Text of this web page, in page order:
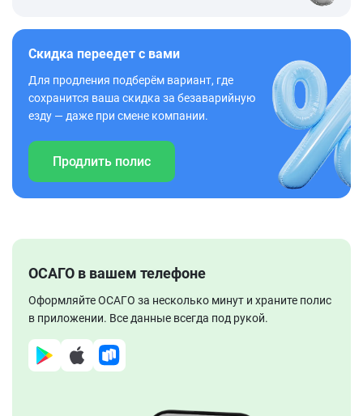
Скидка переедет с вами
Для продления подберём вариант, где
сохранится ваша скидка за безаварийную
езду — даже при смене компании.
Продлить полис
ОСАГО в вашем телефоне
Оформляйте ОСАГО за несколько минут и храните полис
в приложении. Все данные всегда под рукой.